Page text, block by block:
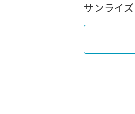
サンライ